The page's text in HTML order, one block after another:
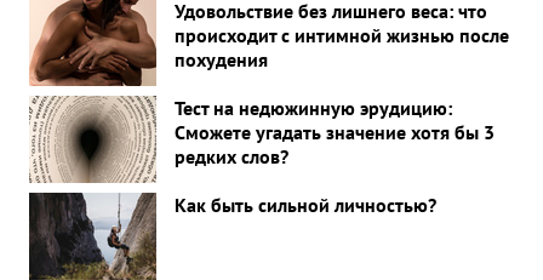
Удовольствие без лишнего веса: что
происходит с интимной жизнью после
похудения
Тест на недюжинную эрудицию:
Сможете угадать значение хотя бы 3
редких слов?
Как быть сильной личностью?